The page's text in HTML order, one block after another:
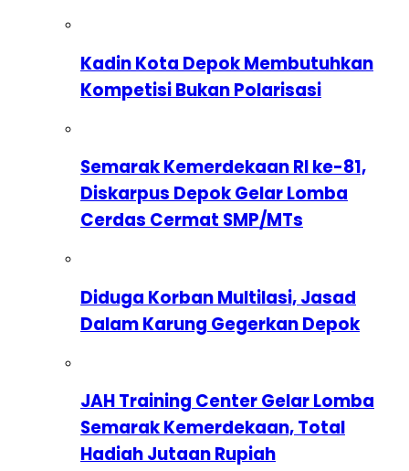
Kadin Kota Depok Membutuhkan
Kompetisi Bukan Polarisasi
Semarak Kemerdekaan RI ke-81,
Diskarpus Depok Gelar Lomba
Cerdas Cermat SMP/MTs
Diduga Korban Multilasi, Jasad
Dalam Karung Gegerkan Depok
JAH Training Center Gelar Lomba
Semarak Kemerdekaan, Total
Hadiah Jutaan Rupiah